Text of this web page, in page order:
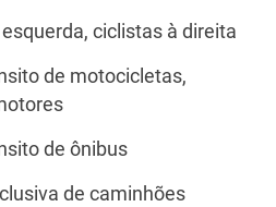
ciclistas à direita
de motocicletas,
de ônibus
de caminhões